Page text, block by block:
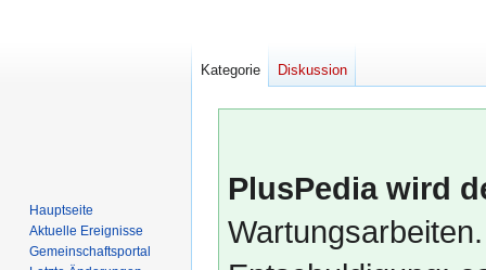
PlusPedia wird
Kategorie Diskussion
Hauptseite
Aktuelle Ereignisse
Gemeinschafts­portal